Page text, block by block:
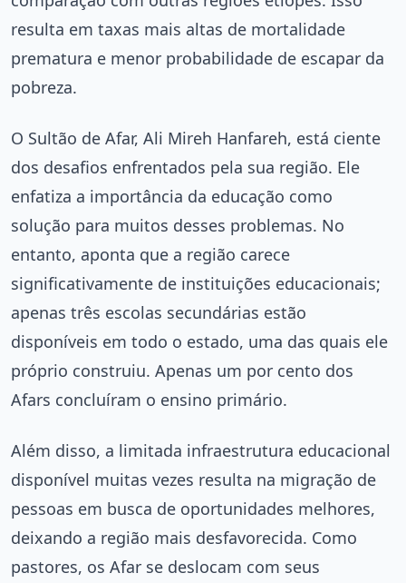
resulta em taxas mais altas de mortalidade
prematura e menor probabilidade de escapar da
pobreza.
O Sultão de Afar, Ali Mireh Hanfareh, está ciente
dos desafios enfrentados pela sua região. Ele
enfatiza a importância da educação como
solução para muitos desses problemas. No
entanto, aponta que a região carece
significativamente de instituições educacionais;
apenas três escolas secundárias estão
disponíveis em todo o estado, uma das quais ele
próprio construiu. Apenas um por cento dos
Afars concluíram o ensino primário.
Além disso, a limitada infraestrutura educacional
disponível muitas vezes resulta na migração de
pessoas em busca de oportunidades melhores,
deixando a região mais desfavorecida. Como
pastores, os Afar se deslocam com seus